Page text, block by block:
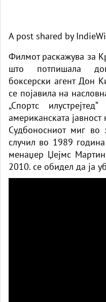
A post shared by
Филмот раскажува за
што потпишала
боксерски агент Дон
се појавила на
„Спортс
американската
Судбоносниот миг во
случил во 1989
менаџер Џејмс
2010. се обидел да ја